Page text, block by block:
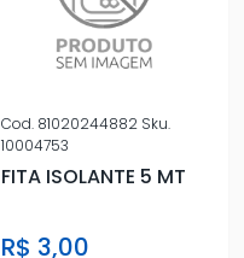
Cod. 81020244882 Sku.
10004753
FITA ISOLANTE 5 MT
R$ 3,00